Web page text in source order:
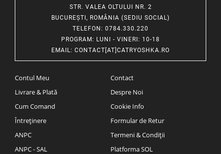
STR. VALEA OLTULUI NR. 2
BUCUREȘTI, ROMÂNIA (SEDIU SOCIAL)
TELEFON : 0784.330.220
PROGRAM: LUNI - VINERI: 10-18
EMAIL: CONTACT[AT]CATRYOSHKA.RO
Contul Meu
Livrare & Plată
Cum Comand
Întreținere
ANPC
ANPC - SAL
Contact
Despre Noi
Cookie Info
Formular de Retur
Termeni & Condiții
Platforma SOL